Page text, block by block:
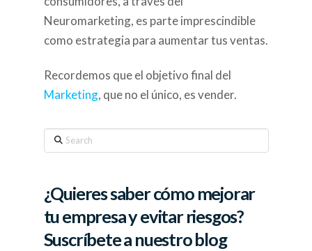
Neuromarketing, es parte imprescindible
como estrategia para aumentar tus ventas.
Recordemos que el objetivo final del
Marketing, que no el único, es vender.
Search
¿Quieres saber cómo mejorar
tu empresa y evitar riesgos?
Suscríbete a nuestro blog